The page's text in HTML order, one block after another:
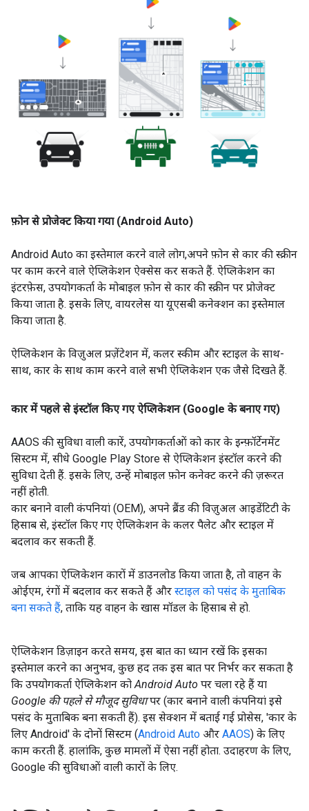
फ़ोन से प्रोजेक्ट किया गया (Android Auto)
Android Auto का इस्तेमाल करने वाले लोग,अपने फ़ोन से कार की स्क्रीन
पर काम करने वाले ऐप्लिकेशन ऐक्सेस कर सकते हैं. ऐप्लिकेशन का
इंटरफ़ेस, उपयोगकर्ता के मोबाइल फ़ोन से कार की स्क्रीन पर प्रोजेक्ट
किया जाता है. इसके लिए, वायरलेस या यूएसबी कनेक्शन का इस्तेमाल
किया जाता है.
ऐप्लिकेशन के विज़ुअल प्रज़ेंटेशन में, कलर स्कीम और स्टाइल के साथ-
साथ, कार के साथ काम करने वाले सभी ऐप्लिकेशन एक जैसे दिखते हैं.
कार में पहले से इंस्टॉल किए गए ऐप्लिकेशन (Google के बनाए गए)
AAOS की सुविधा वाली कारें, उपयोगकर्ताओं को कार के इन्फ़ॉर्टेनमेंट
सिस्टम में, सीधे Google Play Store से ऐप्लिकेशन इंस्टॉल करने की
सुविधा देती हैं. इसके लिए, उन्हें मोबाइल फ़ोन कनेक्ट करने की ज़रूरत
नहीं होती.
कार बनाने वाली कंपनियां (OEM), अपने ब्रैंड की विज़ुअल आइडेंटिटी के
हिसाब से, इंस्टॉल किए गए ऐप्लिकेशन के कलर पैलेट और स्टाइल में
बदलाव कर सकती हैं.
जब आपका ऐप्लिकेशन कारों में डाउनलोड किया जाता है, तो वाहन के
ओईएम, रंगों में बदलाव कर सकते हैं और स्टाइल को पसंद के मुताबिक
बना सकते हैं, ताकि यह वाहन के खास मॉडल के हिसाब से हो.
ऐप्लिकेशन डिज़ाइन करते समय, इस बात का ध्यान रखें कि इसका
इस्तेमाल करने का अनुभव, कुछ हद तक इस बात पर निर्भर कर सकता है
कि उपयोगकर्ता ऐप्लिकेशन को Android Auto पर चला रहे हैं या
Google की पहले से मौजूद सुविधापर (कार बनाने वाली कंपनियां इसे
पसंद के मुताबिक बना सकती हैं). इस सेक्शन में बताई गई प्रोसेस, 'कार के
लिए Android' के दोनों सिस्टम (Android Auto और AAOS) के लिए
काम करती हैं. हालांकि, कुछ मामलों में ऐसा नहीं होता. उदाहरण के लिए,
Google की सुविधाओं वाली कारों के लिए.